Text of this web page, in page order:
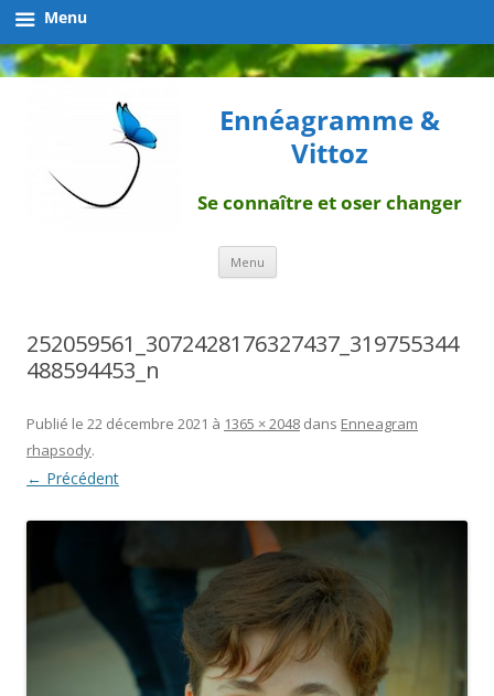
Ennéagramme &
Vittoz
Se connaître et oser changer
Menu Aller
contenu
252059561_3072428176327437_319755344
488594453_n
Publié le 22 décembre 2021 à 1365 × 2048 dans Enneagram
rhapsody.
← Précédent
Menu